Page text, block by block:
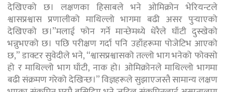
देखिएको छ। लक्षणका हिसाबले भने ओमिक्रोन भेरियन्टले
श्वासप्रश्वास प्रणालीको माथिल्लो भागमा बढी असर पुर्‍याएको
देखिएको छ।”मलाई फोन गर्ने मान्छेमध्ये धेरैले घाँटी दुस्खेको
भन्नुभएको छ। पछि परीक्षण गर्दा पनि उहाँहरूमा पोजेटिभ आएको
छ,” डाक्टर सुवेदीले भने, “श्वासप्रश्वासको तल्लो भाग भनेको फोक्सो
हो र माथिल्लो भाग घाँटी, नाक हो। ओमिक्रोनले माथिल्लो भागमा
बढी संक्रमण गरेको देखिन्छ।” विज्ञहरूले सुझाएजस्तै सामान्य लक्षण